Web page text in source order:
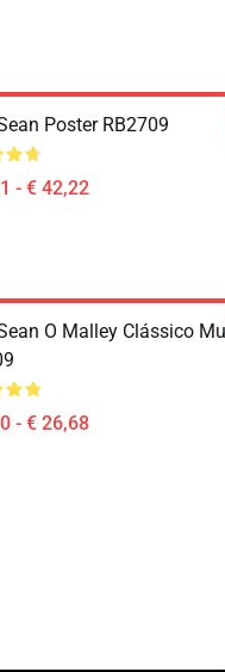
Poster RB2709
- € 42,22
O Malley Clássico
- € 26,68